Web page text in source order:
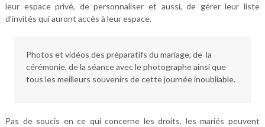
leur espace privé, de personnaliser et aussi, de gérer leur liste
d’invités qui auront accès à leur espace.
Photos et vidéos des préparatifs du mariage, de la
cérémonie, de la séance avec le photographe ainsi que
tous les meilleurs souvenirs de cette journée inoubliable.
Pas de soucis en ce qui concerne les droits, les mariés peuvent